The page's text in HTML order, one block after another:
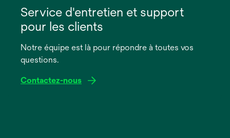
dans
nouvel
onglet
Service d'entretien et support
pour les clients
Notre équipe est là pour répondre à toutes vos
questions.
Contactez-nous